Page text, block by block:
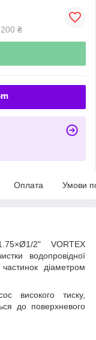
₴
Оплата Умови
2" VORTEX
водопровідної
діаметром
високого тиску,
до поверхневого